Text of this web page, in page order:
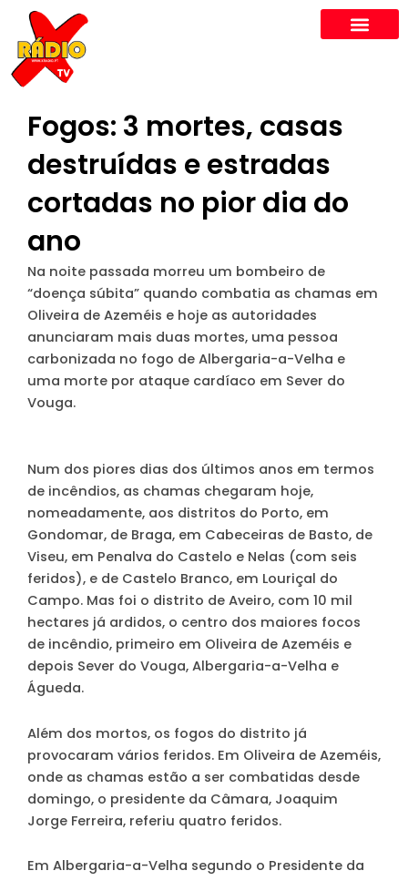
content
Fogos: 3 mortes, casas
destruídas e estradas
cortadas no pior dia do
ano
Na noite passada morreu um bombeiro de
“doença súbita” quando combatia as chamas em
Oliveira de Azeméis e hoje as autoridades
anunciaram mais duas mortes, uma pessoa
carbonizada no fogo de Albergaria-a-Velha e
uma morte por ataque cardíaco em Sever do
Vouga.
Num dos piores dias dos últimos anos em termos
de incêndios, as chamas chegaram hoje,
nomeadamente, aos distritos do Porto, em
Gondomar, de Braga, em Cabeceiras de Basto, de
Viseu, em Penalva do Castelo e Nelas (com seis
feridos), e de Castelo Branco, em Louriçal do
Campo. Mas foi o distrito de Aveiro, com 10 mil
hectares já ardidos, o centro dos maiores focos
de incêndio, primeiro em Oliveira de Azeméis e
depois Sever do Vouga, Albergaria-a-Velha e
Águeda.
Além dos mortos, os fogos do distrito já
provocaram vários feridos. Em Oliveira de Azeméis,
onde as chamas estão a ser combatidas desde
domingo, o presidente da Câmara, Joaquim
Jorge Ferreira, referiu quatro feridos.
Em Albergaria-a-Velha segundo o Presidente da